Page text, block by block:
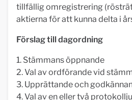
tillfällig omregistrering
aktierna för att kunna delta i
Förslag till dagordning
1. Stämmans öppnande
2. Val av ordförande vid
3. Upprättande och
4. Val av en eller två